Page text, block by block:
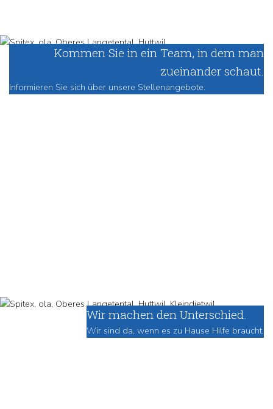
Kommen Sie in ein Team, in dem man
zueinander schaut.
Informieren Sie sich über unsere Stellenangebote.
Wir machen den Unterschied.
Wir sind da, wenn es zu Hause Hilfe braucht.